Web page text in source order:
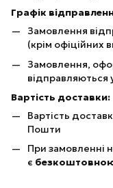
Графік
Замовлення
(крім офіційних
Замовлення,
відправляються
Вартість доставки:
Вартість
Пошти
При замовленні
є